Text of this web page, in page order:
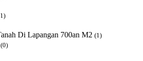
Di Lapangan 700an M2 (1)
(0)